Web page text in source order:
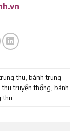
thu bánh trung
truyền thống bánh
thu